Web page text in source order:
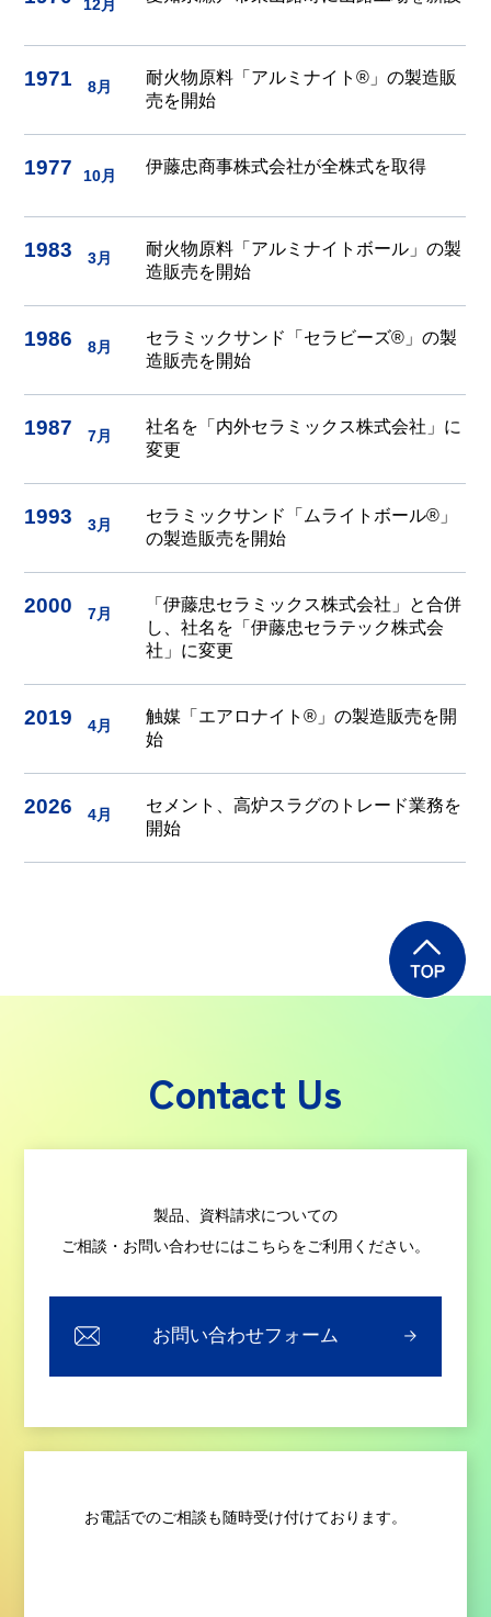
12月
1971 8月
耐火物原料「アルミナイト®」の製造販
売を開始
1977 10月 伊藤忠商事株式会社が全株式を取得
1983 3月
耐火物原料「アルミナイトボール」の製
造販売を開始
1986 8月
セラミックサンド「セラビーズ®」の製
造販売を開始
1987 7月
社名を「内外セラミックス株式会社」に
変更
1993 3月
セラミックサンド「ムライトボール®」
の製造販売を開始
2000 7月
「伊藤忠セラミックス株式会社」と合併
し、社名を「伊藤忠セラテック株式会
社」に変更
2019 4月
触媒「エアロナイト®」の製造販売を開
始
2026 4月
セメント、高炉スラグのトレード業務を
開始
Contact Us
製品、資料請求についての
ご相談・お問い合わせにはこちらをご利用ください。
お問い合わせフォーム
お電話でのご相談も随時受け付けております。